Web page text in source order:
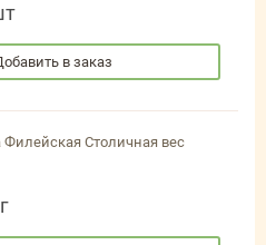
в заказ
Филейская Столичная вес